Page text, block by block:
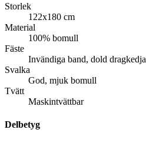
Storlek
122x180 cm
Material
100% bomull
Fäste
Invändiga band, dold dragkedja
Svalka
God, mjuk bomull
Tvätt
Maskintvättbar
Delbetyg